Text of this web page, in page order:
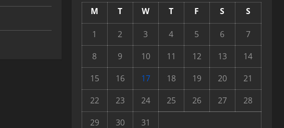
M T W T F S S
1 2 3 4 5 6
7
8
9 10 11 12 13
14
15
16 17 18 19 20
21
22
23 24 25 26 27
28
29
30 31